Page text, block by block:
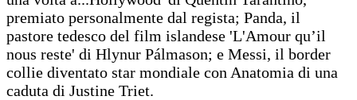
premiato personalmente dal regista; Panda, il
pastore tedesco del film islandese 'L'Amour qu’il
nous reste' di Hlynur Pálmason; e Messi, il border
collie diventato star mondiale con Anatomia di una
caduta di Justine Triet.